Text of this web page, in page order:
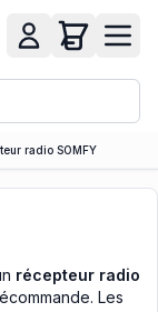
radio SOMFY
récepteur radio
Les